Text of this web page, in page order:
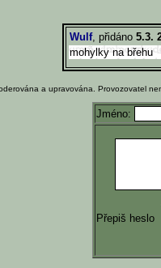
Wulf, přidáno 5.3.
mohylky na břehu
a upravována. Provozovatel
Jméno:
Přepiš heslo